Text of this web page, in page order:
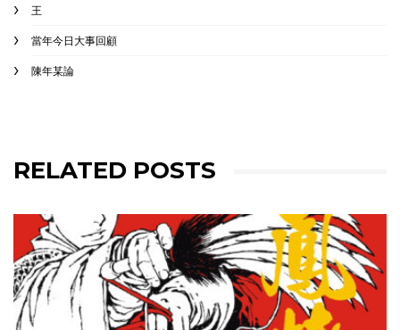
王
當年今日大事回顧
陳年某論
RELATED POSTS